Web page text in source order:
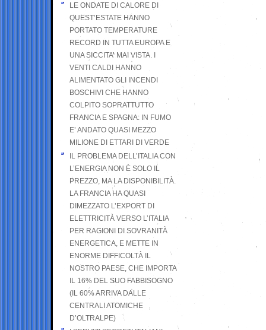
LE ONDATE DI CALORE DI
QUEST’ESTATE HANNO
PORTATO TEMPERATURE
RECORD IN TUTTA EUROPA E
UNA SICCITA’ MAI VISTA. I
VENTI CALDI HANNO
ALIMENTATO GLI INCENDI
BOSCHIVI CHE HANNO
COLPITO SOPRATTUTTO
FRANCIA E SPAGNA: IN FUMO
E’ ANDATO QUASI MEZZO
MILIONE DI ETTARI DI VERDE
IL PROBLEMA DELL’ITALIA CON
L’ENERGIA NON È SOLO IL
PREZZO, MA LA DISPONIBILITÀ.
LA FRANCIA HA QUASI
DIMEZZATO L’EXPORT DI
ELETTRICITÀ VERSO L’ITALIA
PER RAGIONI DI SOVRANITÀ
ENERGETICA, E METTE IN
ENORME DIFFICOLTÀ IL
NOSTRO PAESE, CHE IMPORTA
IL 16% DEL SUO FABBISOGNO
(IL 60% ARRIVA DALLE
CENTRALI ATOMICHE
D’OLTRALPE)